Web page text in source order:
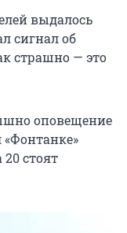
выдалось
сигнал об
страшно — это
оповещение
«Фонтанке»
стоят